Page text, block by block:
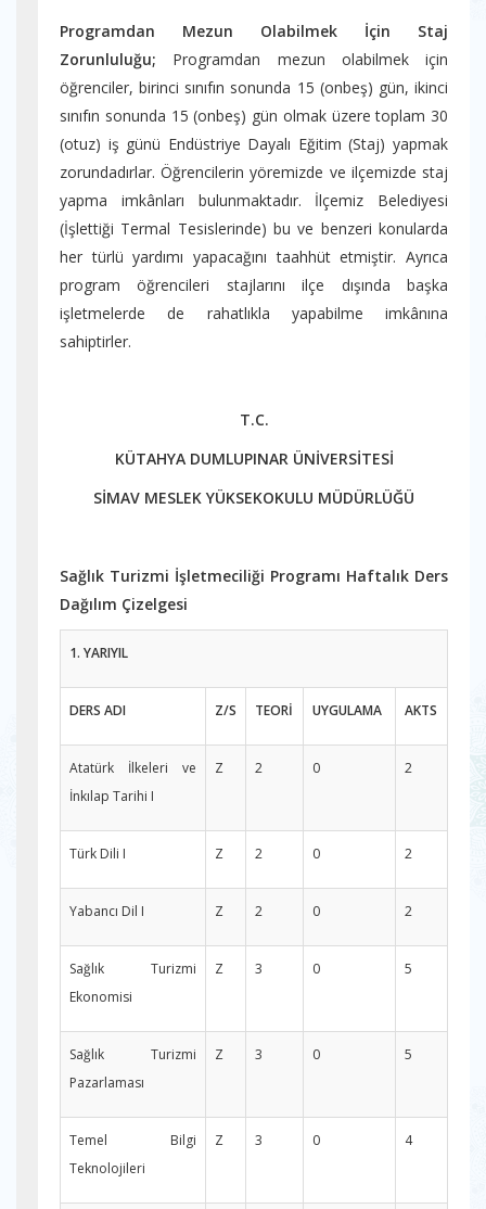
Programdan Mezun Olabilmek İçin Staj
Zorunluluğu; Programdan mezun olabilmek için
öğrenciler, birinci sınıfın sonunda 15 (onbeş) gün, ikinci
sınıfın sonunda 15 (onbeş) gün olmak üzere toplam 30
(otuz) iş günü Endüstriye Dayalı Eğitim (Staj) yapmak
zorundadırlar. Öğrencilerin yöremizde ve ilçemizde staj
yapma imkânları bulunmaktadır. İlçemiz Belediyesi
(İşlettiği Termal Tesislerinde) bu ve benzeri konularda
her türlü yardımı yapacağını taahhüt etmiştir. Ayrıca
program öğrencileri stajlarını ilçe dışında başka
işletmelerde de rahatlıkla yapabilme imkânına
sahiptirler.
T.C.
KÜTAHYA DUMLUPINAR ÜNİVERSİTESİ
SİMAV MESLEK YÜKSEKOKULU MÜDÜRLÜĞÜ
Sağlık Turizmi İşletmeciliği Programı Haftalık Ders
Dağılım Çizelgesi
1. YARIYIL
DERS ADI Z/S TEORİ UYGULAMA AKTS
Atatürk İlkeleri ve
İnkılap Tarihi I
Z 2 0 2
Türk Dili I Z 2 0 2
Yabancı Dil I Z 2 0 2
Sağlık Turizmi
Ekonomisi
Z 3 0 5
Sağlık Turizmi
Pazarlaması
Z 3 0 5
Temel Bilgi
Teknolojileri
Z 3 0 4